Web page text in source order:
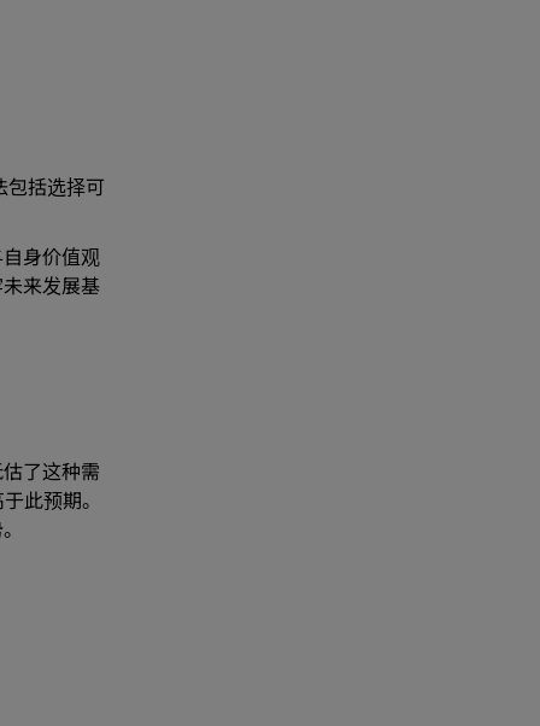
包括选择可
身价值观
来发展基
了这种需
此预期。